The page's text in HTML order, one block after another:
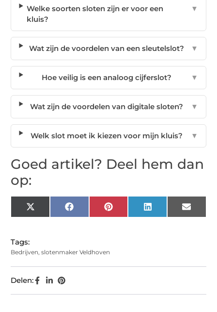
Welke soorten sloten zijn er voor een
kluis?
▼
Wat zijn de voordelen van een sleutelslot? ▼
Hoe veilig is een analoog cijferslot? ▼
Wat zijn de voordelen van digitale sloten? ▼
Welk slot moet ik kiezen voor mijn kluis? ▼
Goed artikel? Deel hem dan
op:
X
(Twitter)
Facebook Pinterest LinkedIn Email
Tags:
Bedrijven,slotenmaker Veldhoven
Delen: